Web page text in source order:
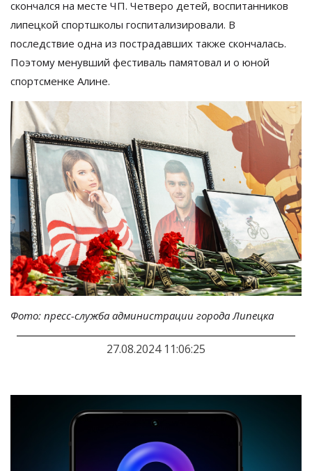
скончался на месте ЧП. Четверо детей, воспитанников
липецкой спортшколы госпитализировали. В
последствие одна из пострадавших также скончалась.
Поэтому менувший фестиваль памятовал и о юной
спортсменке Алине.
Фото: пресс-служба администрации города Липецка
27.08.2024 11:06:25